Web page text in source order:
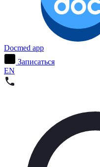
Docmed app
Записаться
EN